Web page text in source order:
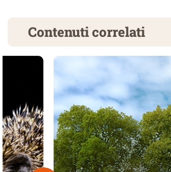
Contenuti correlati